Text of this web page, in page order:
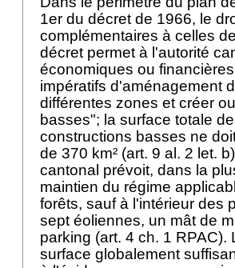
1er du décret de 1966, le
complémentaires à celles
décret permet à l'autorité
économiques ou
impératifs d'aménagement
différentes zones et créer
basses"; la surface totale
constructions basses ne
de 370 km² (art. 9 al. 2 let.
cantonal prévoit, dans la
maintien du régime
forêts, sauf à l'intérieur des
sept éoliennes, un mât de
parking (art. 4 ch. 1
surface globalement